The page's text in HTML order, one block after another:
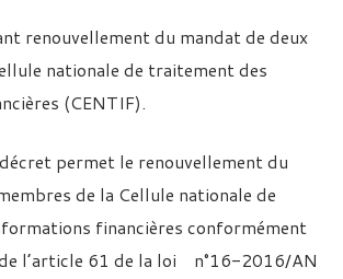
renouvellement du mandat de deux
nationale de traitement des
(CENTIF).
permet le renouvellement du
de la Cellule nationale de
financières conformément
l’article 61 de la loi n°16-2016/AN